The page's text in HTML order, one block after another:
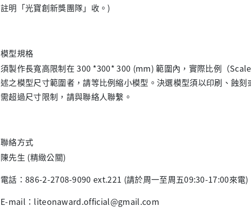
註明「光寶創新獎團隊」收。)
模型規格
須製作長寬高限制在 300 *300* 300 (mm) 範圍內，實際比例（
述之模型尺寸範圍者，請等比例縮小模型。決選模型須以印刷、蝕
需超過尺寸限制，請與聯絡人聯繫。
聯絡方式
陳先生 (精緻公關)
電話：886-2-2708-9090 ext.221 (請於周一至周五09:30-17:00來電)
E-mail：liteonaward.official@gmail.com